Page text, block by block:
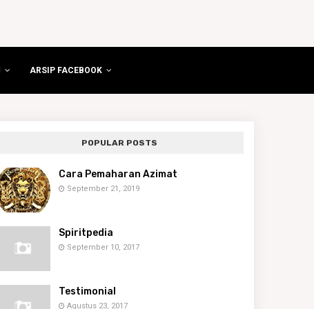
ARSIP FACEBOOK
POPULAR POSTS
Cara Pemaharan Azimat
September 21, 2019
Spiritpedia
September 10, 2017
Testimonial
Agustus 23, 2017